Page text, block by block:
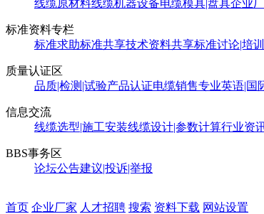
线缆原材料线缆机器设备电缆模具|盘具企业
标准资料专栏
标准求助标准共享技术资料共享标准讨论|培
质量认证区
品质|检测|试验产品认证电缆销售专业英语|国
信息交流
线缆选型|施工安装线缆设计|参数计算行业资
BBS事务区
论坛公告建议|投诉|举报
首页 企业厂家 人才招聘 搜索 资料下载 网站设置